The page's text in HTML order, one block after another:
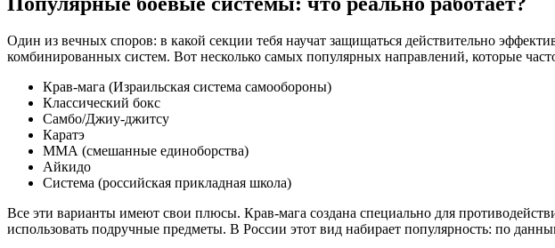
Один из вечных споров: в какой секции тебя научат защищаться действительно
комбинированных систем. Вот несколько самых популярных направлений, которые
Крав-мага (Израильская система самообороны)
Классический бокс
Самбо/Джиу-джитсу
Каратэ
ММА (смешанные единоборства)
Айкидо
Система (российская прикладная школа)
Все эти варианты имеют свои плюсы. Крав-мага создана специально для
использовать подручные предметы. В России этот вид набирает популярность: по